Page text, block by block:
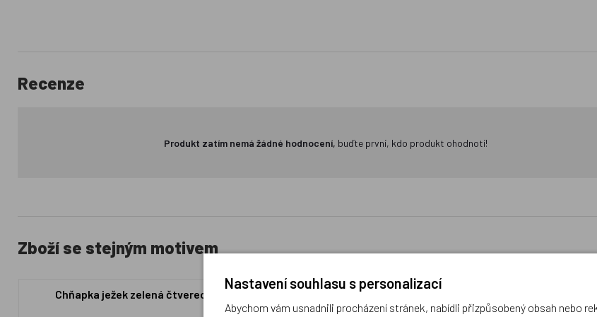
Recenze
Produkt zatím nemá žádné hodnocení, buďte první, kdo produkt ohodnotí!
Zboží se stejným motivem
Chňapka ježek zelená čtverec Hrací deka Ježek velký
Nastavení souhlasu s personalizací
Abychom vám usnadnili procházení stránek, nabídli přizpůsobený obsah nebo